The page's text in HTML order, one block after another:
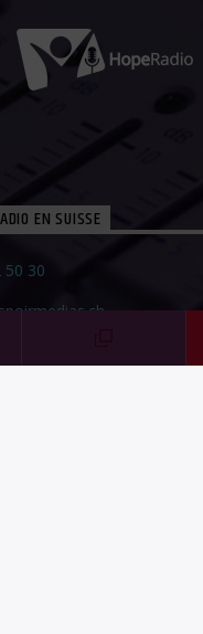
EN SUISSE
50 30‬